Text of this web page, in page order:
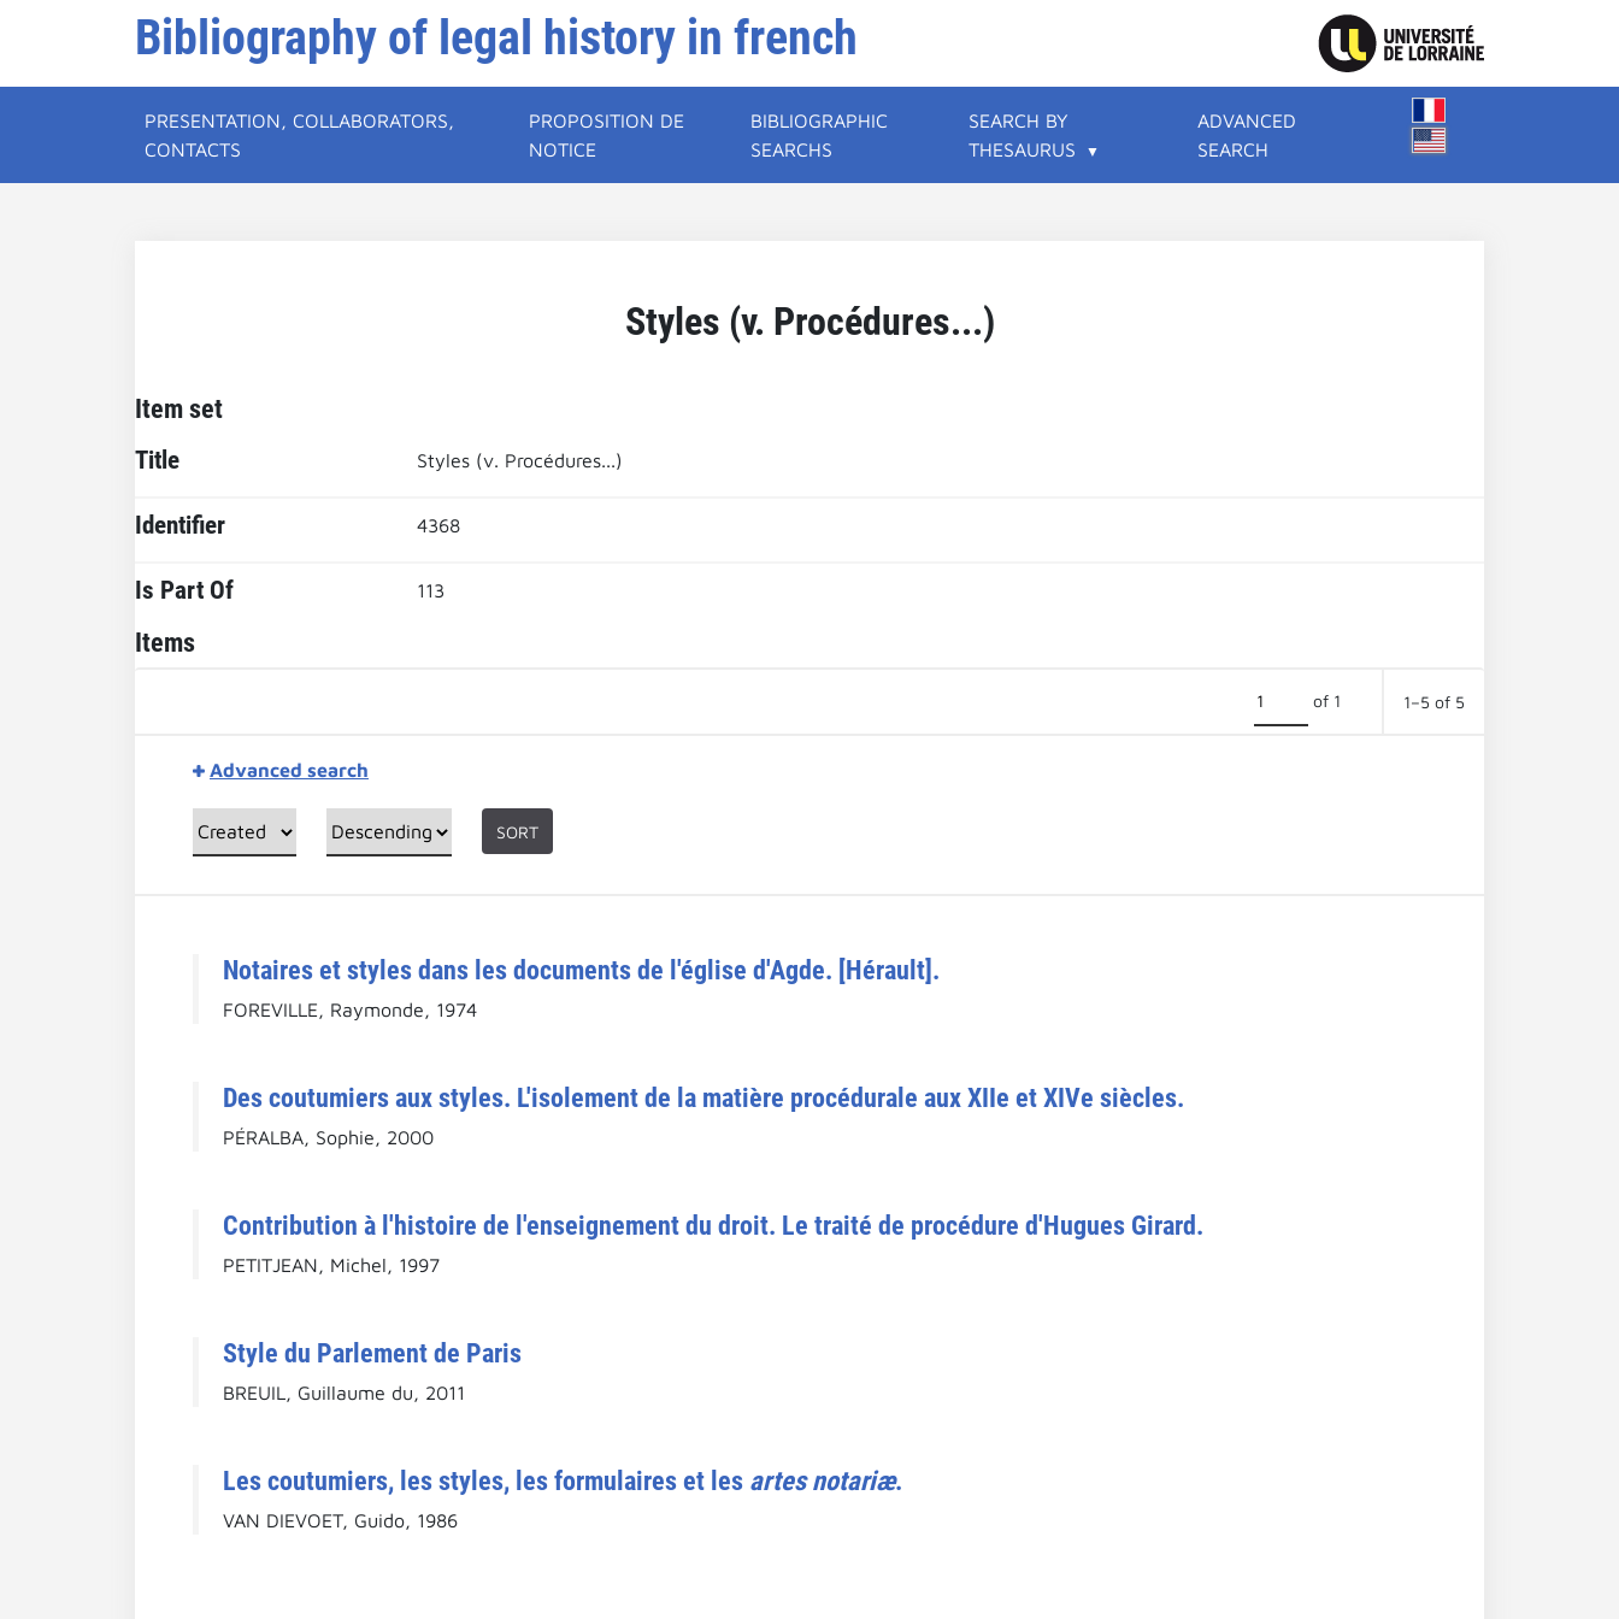
Bibliography of legal history in french
PRESENTATION, COLLABORATORS,
CONTACTS
PROPOSITION DE
NOTICE
BIBLIOGRAPHIC
SEARCHS
SEARCH BY
THESAURUS
ADVANCED
SEARCH
Styles (v. Procédures...)
Item set
Title Styles (v. Procédures...)
Identifier 4368
Is Part Of 113
Items
of 1 1–5 of 5
Advanced search
SORT
Notaires et styles dans les documents de l'église d'Agde. [Hérault].
FOREVILLE, Raymonde, 1974
Des coutumiers aux styles. L'isolement de la matière procédurale aux XIIe et XIVe siècles.
PÉRALBA, Sophie, 2000
Contribution à l'histoire de l'enseignement du droit. Le traité de procédure d'Hugues Girard.
PETITJEAN, Michel, 1997
Style du Parlement de Paris
BREUIL, Guillaume du, 2011
Les coutumiers, les styles, les formulaires et les artes notariæ.
VAN DIEVOET, Guido, 1986